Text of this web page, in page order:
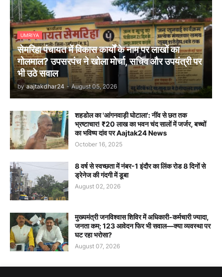
UMRIYA
सेमरिहा पंचायत में विकास कार्यों के नाम पर लाखों का
गोलमाल? उपसरपंच ने खोला मोर्चा, सचिव और उपयंत्री पर
भी उठे सवाल
by aajtakdhar24 - August 05, 2026
शहडोल का 'आंगनवाड़ी घोटाला': नींव से छत तक
भ्रष्टाचार! ₹20 लाख का भवन चंद सालों में जर्जर, बच्चों
का भविष्य दांव पर Aajtak24 News
October 16, 2025
8 वर्ष से स्वच्छता में नंबर-1 इंदौर का लिंक रोड 8 दिनों से
ड्रेनेज की गंदगी में डूबा
August 02, 2026
मुख्यमंत्री जनविश्वास शिविर में अधिकारी-कर्मचारी ज्यादा,
जनता कम; 123 आवेदन फिर भी सवाल—क्या व्यवस्था पर
घट रहा भरोसा?
August 07, 2026